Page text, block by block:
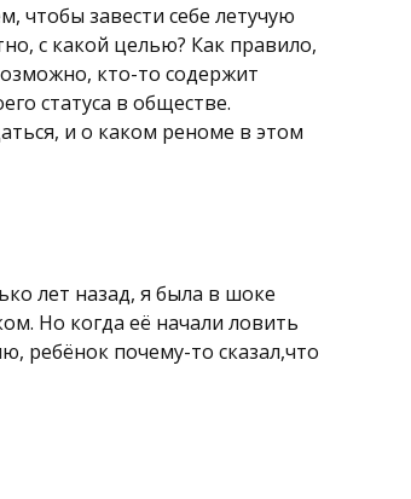
чтобы завести себе летучую
с какой целью? Как правило,
кто-то содержит
статуса в обществе.
и о каком реноме в этом
лет назад, я была в шоке
Но когда её начали ловить
ребёнок почему-то сказал,что